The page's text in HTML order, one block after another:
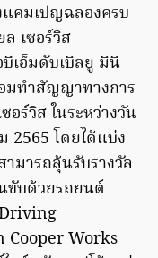
แคมเปญฉลองครบ
เซอร์วิส
เอ็มดับเบิลยู มินิ
มทำสัญญาทางการ
อร์วิส ในระหว่างวัน
2565 โดยได้แบ่ง
มารถลุ้นรับรางวัล
ขับด้วยรถยนต์
Works